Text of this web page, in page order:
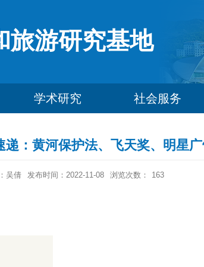
旅游研究基地
学术研究 社会服务
递：黄河保护法、飞天奖、明星
吴倩 发布时间：2022-11-08 浏览次数： 163